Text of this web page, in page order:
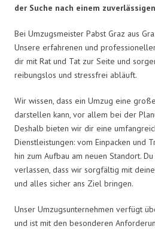
der Suche nach einem
Bei Umzugsmeister Pabst Graz aus
Unsere erfahrenen und
dir mit Rat und Tat zur Seite und
reibungslos und stressfrei abläuft.
Wir wissen, dass ein Umzug eine
darstellen kann, vor allem bei der
Deshalb bieten wir dir eine
Dienstleistungen: vom Einpacken und
hin zum Aufbau am neuen Standort.
verlassen, dass wir sorgfältig mit
und alles sicher ans Ziel bringen.
Unser Umzugsunternehmen verfügt
und ist mit den besonderen